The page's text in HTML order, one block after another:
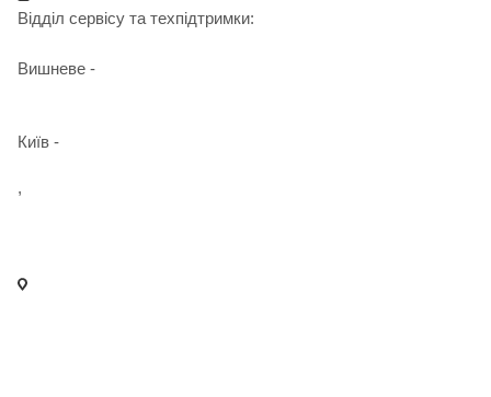
Відділ сервісу та техпідтримки:
Вишневе -
Київ -
,